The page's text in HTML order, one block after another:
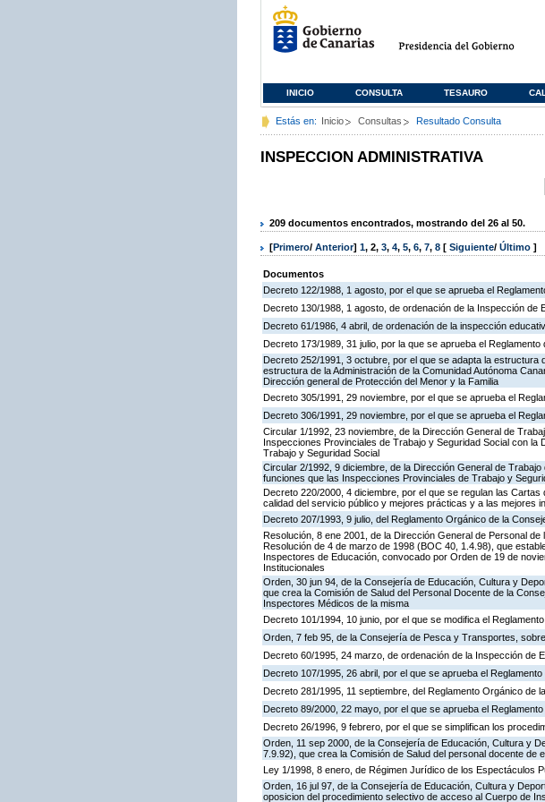
INICIO CONSULTA TESAURO
Estás en: Inicio Consultas Resultado Consulta
INSPECCION ADMINISTRATIVA
209 documentos encontrados, mostrando del 26 al 50.
[Primero/ Anterior] 1, 2, 3, 4, 5, 6, 7, 8 [ Siguiente/ Último ]
Documentos
Decreto 122/1988, 1 agosto, por el que se aprueba el
Decreto 130/1988, 1 agosto, de ordenación de la Inspección de
Decreto 61/1986, 4 abril, de ordenación de la inspección
Decreto 173/1989, 31 julio, por la que se aprueba el Reglamento
Decreto 252/1991, 3 octubre, por el que se adapta la
estructura de la Administración de la Comunidad Autónoma
Dirección general de Protección del Menor y la Familia
Decreto 305/1991, 29 noviembre, por el que se aprueba el
Decreto 306/1991, 29 noviembre, por el que se aprueba el
Circular 1/1992, 23 noviembre, de la Dirección General de
Inspecciones Provinciales de Trabajo y Seguridad Social con
Trabajo y Seguridad Social
Circular 2/1992, 9 diciembre, de la Dirección General de
funciones que las Inspecciones Provinciales de Trabajo y
Decreto 220/2000, 4 diciembre, por el que se regulan las
calidad del servicio público y mejores prácticas y a las mejores
Decreto 207/1993, 9 julio, del Reglamento Orgánico de la
Resolución, 8 ene 2001, de la Dirección General de Personal
Resolución de 4 de marzo de 1998 (BOC 40, 1.4.98), que
Inspectores de Educación, convocado por Orden de 19 de
Institucionales
Orden, 30 jun 94, de la Consejería de Educación, Cultura y
que crea la Comisión de Salud del Personal Docente de la
Inspectores Médicos de la misma
Decreto 101/1994, 10 junio, por el que se modifica el
Orden, 7 feb 95, de la Consejería de Pesca y Transportes,
Decreto 60/1995, 24 marzo, de ordenación de la Inspección de
Decreto 107/1995, 26 abril, por el que se aprueba el
Decreto 281/1995, 11 septiembre, del Reglamento Orgánico de
Decreto 89/2000, 22 mayo, por el que se aprueba el
Decreto 26/1996, 9 febrero, por el que se simplifican los
Orden, 11 sep 2000, de la Consejería de Educación, Cultura y
7.9.92), que crea la Comisión de Salud del personal docente
Ley 1/1998, 8 enero, de Régimen Jurídico de los Espectáculos
Orden, 16 jul 97, de la Consejería de Educación, Cultura y
oposicion del procedimiento selectivo de acceso al Cuerpo de